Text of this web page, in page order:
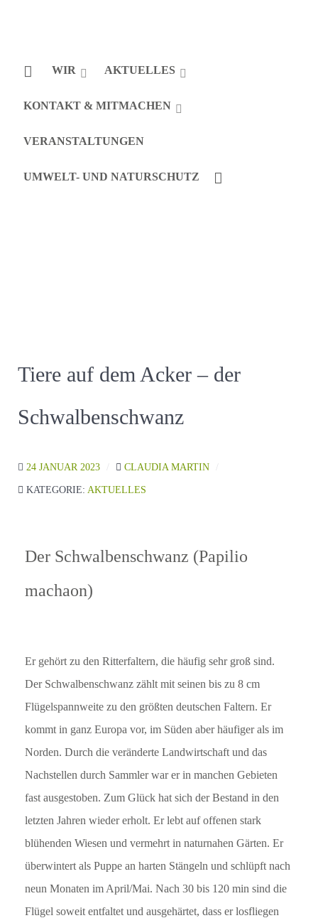
WIR AKTUELLES
KONTAKT & MITMACHEN
VERANSTALTUNGEN
UMWELT- UND NATURSCHUTZ
Tiere auf dem Acker – der
Schwalbenschwanz
24 JANUAR 2023 CLAUDIA MARTIN
KATEGORIE: AKTUELLES
Der Schwalbenschwanz (Papilio
machaon)
Er gehört zu den Ritterfaltern, die häufig sehr groß sind.
Der Schwalbenschwanz zählt mit seinen bis zu 8 cm
Flügelspannweite zu den größten deutschen Faltern. Er
kommt in ganz Europa vor, im Süden aber häufiger als im
Norden. Durch die veränderte Landwirtschaft und das
Nachstellen durch Sammler war er in manchen Gebieten
fast ausgestoben. Zum Glück hat sich der Bestand in den
letzten Jahren wieder erholt. Er lebt auf offenen stark
blühenden Wiesen und vermehrt in naturnahen Gärten. Er
überwintert als Puppe an harten Stängeln und schlüpft nach
neun Monaten im April/Mai. Nach 30 bis 120 min sind die
Flügel soweit entfaltet und ausgehärtet, dass er losfliegen